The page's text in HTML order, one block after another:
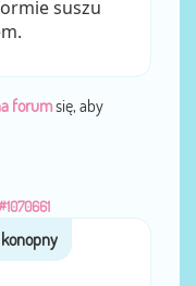
suszu
forumsię, aby